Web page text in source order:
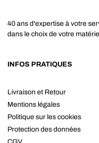
40 ans d'expertise à votre
dans le choix de votre
INFOS PRATIQUES
Livraison et Retour
Mentions légales
Politique sur les cookies
Protection des données